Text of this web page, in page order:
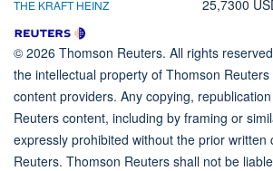
THE KRAFT HEINZ 25,7300
© 2026 Thomson Reuters. All rights
the intellectual property of Thomson
content providers. Any copying,
Reuters content, including by framing or
expressly prohibited without the prior written
Reuters. Thomson Reuters shall not be